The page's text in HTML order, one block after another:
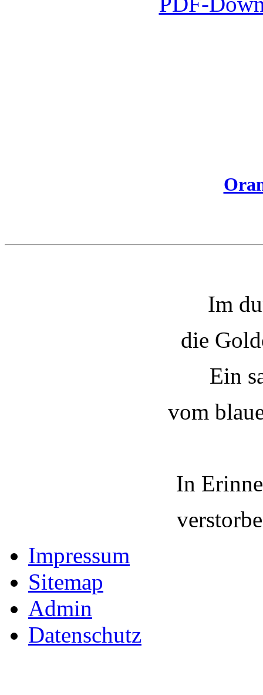
Im
die
Ein
vom
In
Impressum
Sitemap
Admin
Datenschutz